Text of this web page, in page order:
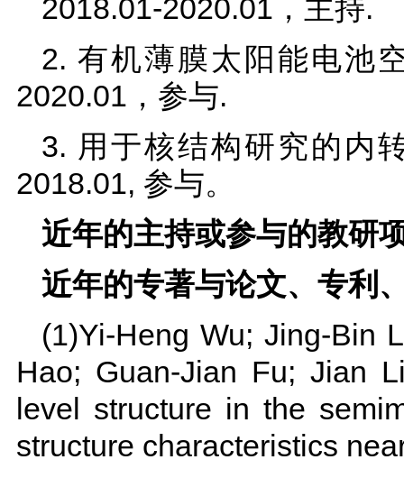
2018.01-2020.01，主持.
2. 有机薄膜太阳能电池
2020.01，参与.
3. 用于核结构研究的内
2018.01, 参与。
近年的主持或参与的教研
近年的专著与论文、专利
(1)Yi-Heng Wu; Jing-Bin
Hao; Guan-Jian Fu; Jian
level structure in the
structure characteristics